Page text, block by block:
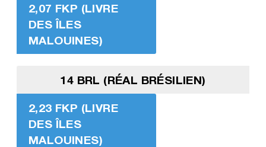
2,07 FKP (LIVRE
DES ÎLES
MALOUINES)
14 BRL (RÉAL BRÉSILIEN)
2,23 FKP (LIVRE
DES ÎLES
MALOUINES)